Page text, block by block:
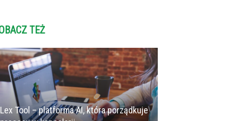
TEŻ
Lex Tool – platforma AI, która porządkuje